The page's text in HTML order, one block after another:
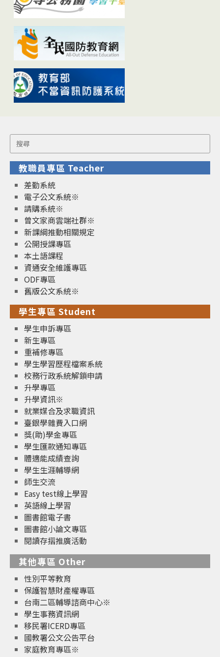
Search
for:
教職員專區 Teacher
差勤系統
電子公文系統※
請購系統※
曾文家商雲端社群※
新課綱推動相關規定
公開授課專區
本土語課程
資通安全維護專區
ODF專區
舊版公文系統※
學生專區 Student
學生申訴專區
新生專區
重補修專區
學生學習歷程檔案系統
校務行政系統解鎖申請
升學專區
升學資訊※
就業媒合及求職資訊
臺銀學雜費入口網
獎(助)學金專區
學生匯款通知專區
體適能成績查詢
學生生涯輔導網
師生交流
Easy test線上學習
英語線上學習
圖書館電子書
圖書館小論文專區
閱讀存摺推廣活動
其他專區 Other
性別平等教育
保護智慧財產權專區
台南二區輔導諮商中心※
學生事務資訊網
移民署ICERD專區
國教署公文公告平台
家庭教育專區※